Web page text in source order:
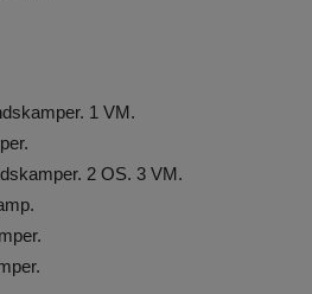
1 VM.
2 OS. 3 VM.